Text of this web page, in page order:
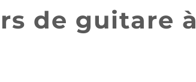
de guitare